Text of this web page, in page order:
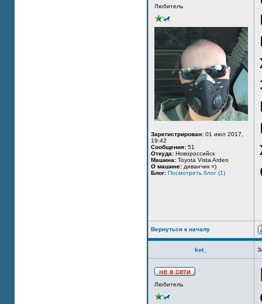
Любитель
Зарегистрирован: 01 июл 2017,
19:42
Сообщения: 51
Откуда: Новороссийск
Машина: Toyota Vista Ardeo
О машине: диванчик =)
Блог: Посмотреть блог (1)
Вернуться к началу
kot_
Любитель